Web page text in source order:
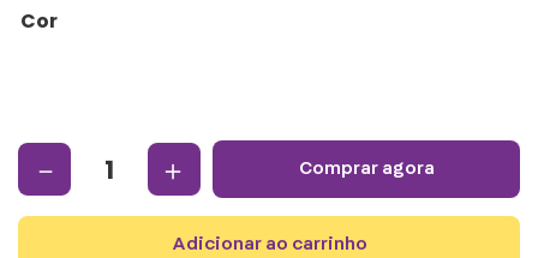
Cor
＋
－ comprar agora
adicionar ao carrinho